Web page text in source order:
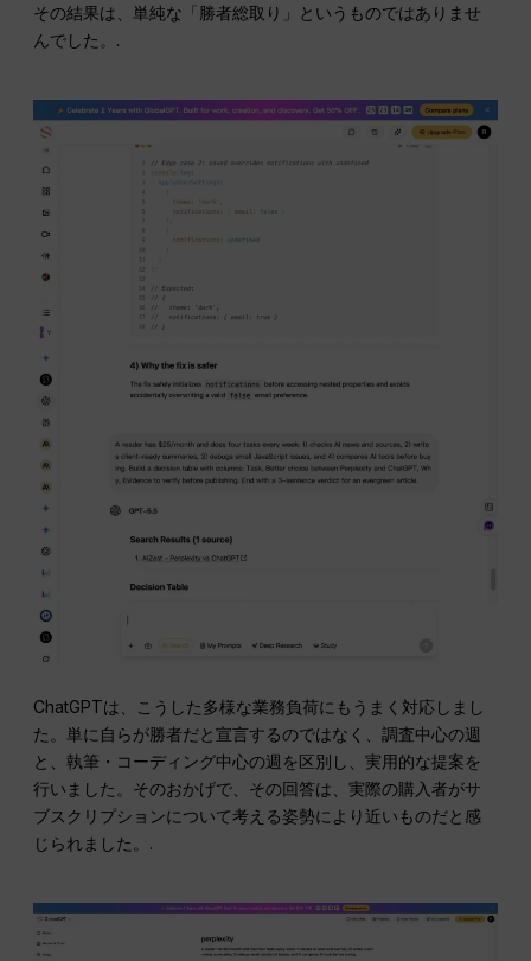
その結果は、単純な「勝者総取り」というものではありませ
んでした。.
ChatGPTは、こうした多様な業務負荷にもうまく対応しまし
た。単に自らが勝者だと宣言するのではなく、調査中心の週
と、執筆・コーディング中心の週を区別し、実用的な提案を
行いました。そのおかげで、その回答は、実際の購入者がサ
ブスクリプションについて考える姿勢により近いものだと感
じられました。.